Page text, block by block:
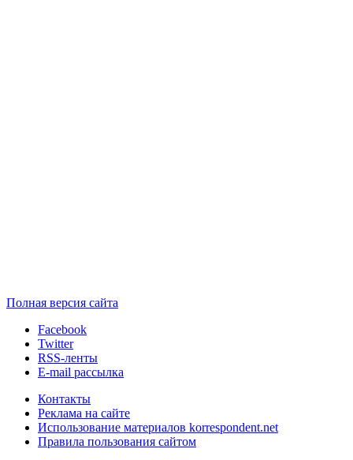
Полная версия сайта
Facebook
Twitter
RSS-ленты
E-mail рассылка
Контакты
Реклама на сайте
Использование материалов korrespondent.net
Правила пользования сайтом